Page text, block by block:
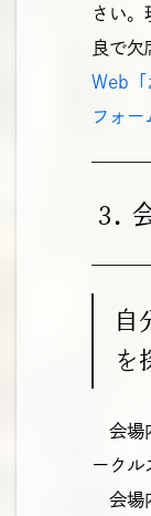
さい。
良で欠
Web「
フォー
3.
自
を
会場
ークル
会場